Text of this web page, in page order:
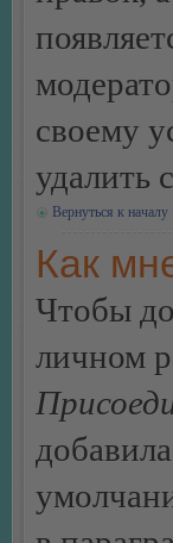
своему
удалить
Вернуться к началу
Как
Чтобы
личном